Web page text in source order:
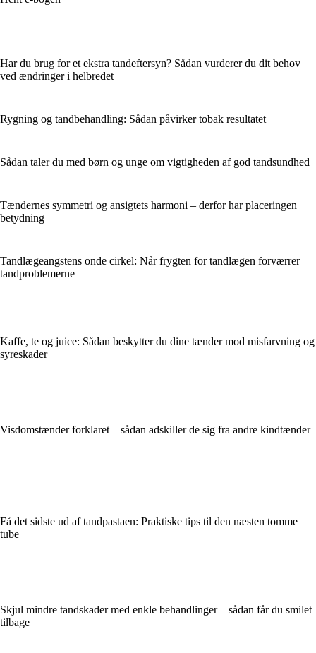
Har du brug for et ekstra tandeftersyn? Sådan vurderer du dit behov
ved ændringer i helbredet
Rygning og tandbehandling: Sådan påvirker tobak resultatet
Sådan taler du med børn og unge om vigtigheden af god tandsundhed
Tændernes symmetri og ansigtets harmoni – derfor har placeringen
betydning
Tandlægeangstens onde cirkel: Når frygten for tandlægen forværrer
tandproblemerne
Kaffe, te og juice: Sådan beskytter du dine tænder mod misfarvning og
syreskader
Visdomstænder forklaret – sådan adskiller de sig fra andre kindtænder
Få det sidste ud af tandpastaen: Praktiske tips til den næsten tomme
tube
Skjul mindre tandskader med enkle behandlinger – sådan får du smilet
tilbage